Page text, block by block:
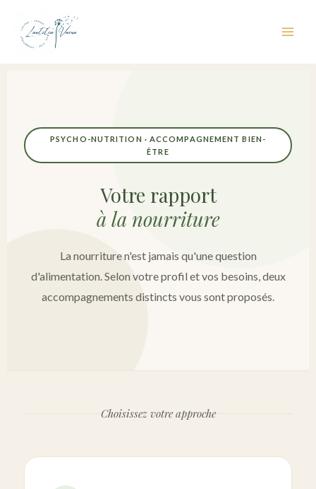
contenu
PSYCHO-NUTRITION · ACCOMPAGNEMENT BIEN-
ÊTRE
Votre rapport
à la nourriture
La nourriture n'est jamais qu'une question
d'alimentation. Selon votre profil et vos besoins, deux
accompagnements distincts vous sont proposés.
Choisissez votre approche